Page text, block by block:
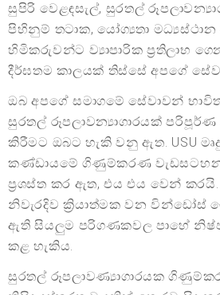
සුපිරි වෙළඳසැල්, සුරතල්
පිහිනුම් තටාක, යෝග්‍යතා
හිමිකරුවන්ට ව්‍යාපාරික ප්‍රතිලාභ
දීර්ඝතම කාලයක් තිස්සේ අපගේ
ඔබ අපගේ සමාගමේ සේවාවන්
සුරතල් රූපලාවන්‍යාගාරයක් පරිපූර්ණ
කිරීමට ඔබට හැකි වනු ඇත. USU
කණ්ඩායමේ ගිණුම්කරණ
ප්‍රශස්ත කර ඇත, එය එය වෙන්
නිවැරදිව ක්‍රියාත්මක වන වින්ඩෝස්
ඇති සියලුම පරිගණකවල පාහේ
කළ හැකිය.
සුරතල් රූපලාවණ්‍යාගාරයක